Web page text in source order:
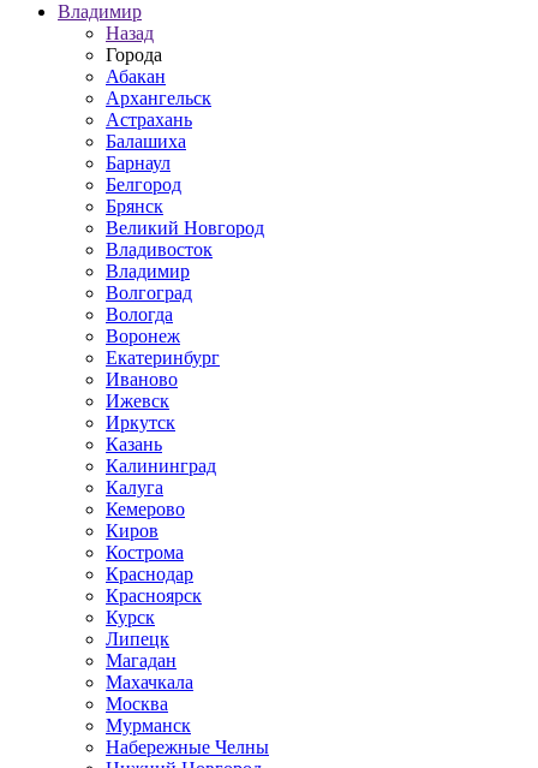
Владимир
Назад
Города
Абакан
Архангельск
Астрахань
Балашиха
Барнаул
Белгород
Брянск
Великий Новгород
Владивосток
Владимир
Волгоград
Вологда
Воронеж
Екатеринбург
Иваново
Ижевск
Иркутск
Казань
Калининград
Калуга
Кемерово
Киров
Кострома
Краснодар
Красноярск
Курск
Липецк
Магадан
Махачкала
Москва
Мурманск
Набережные Челны